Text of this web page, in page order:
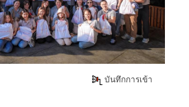
บันทึกการเข้า